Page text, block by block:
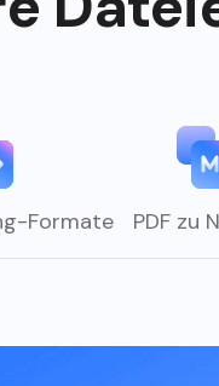
Formate PDF zu